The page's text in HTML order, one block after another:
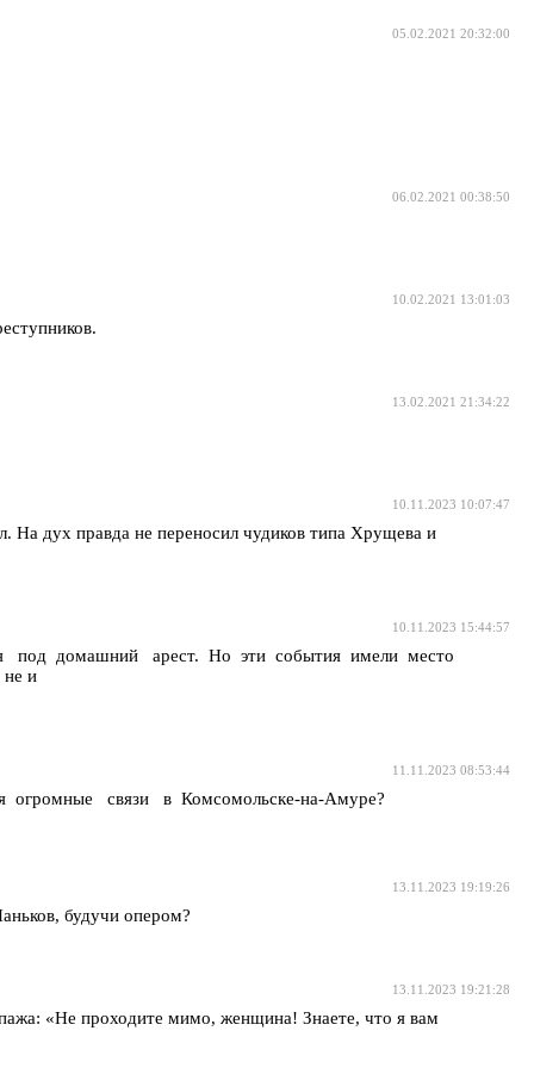
05.02.2021 20:32:00
06.02.2021 00:38:50
10.02.2021 13:01:03
13.02.2021 21:34:22
10.11.2023 10:07:47
На дух правда не переносил чудиков типа Хрущева и
10.11.2023 15:44:57
под домашний арест. Но эти события имели место
и
11.11.2023 08:53:44
связи в Комсомольске-на-Амуре?
13.11.2023 19:19:26
будучи опером?
13.11.2023 19:21:28
«Не проходите мимо, женщина! Знаете, что я вам